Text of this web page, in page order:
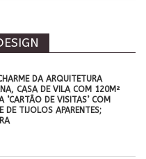
DA ARQUITETURA
CASA DE VILA COM 120M²
‘CARTÃO DE VISITAS’ COM
DE TIJOLOS APARENTES;